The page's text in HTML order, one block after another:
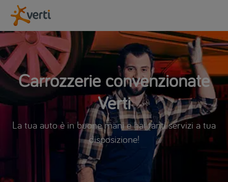
Carrozzerie convenzionate
Verti
La tua auto è in buone mani e hai tanti servizi a tua
disposizione!